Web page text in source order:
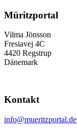
Müritzportal
Vilma Jönsson
Fresiavej 4C
4420 Regstrup
Dänemark
Kontakt
info@mueritzportal.de